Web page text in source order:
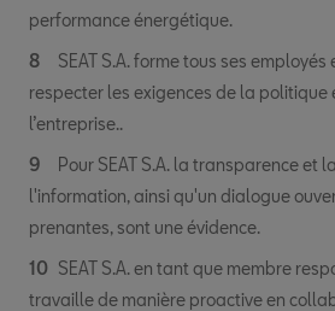
performance énergétique.
SEAT S.A. forme tous ses
respecter les exigences de la politique
l’entreprise..
Pour SEAT S.A. la transparence et
l'information, ainsi qu'un dialogue
prenantes, sont une évidence.
SEAT S.A. en tant que membre
travaille de manière proactive en